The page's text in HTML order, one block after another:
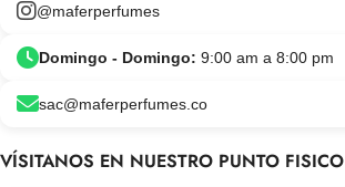
@maferperfumes
Domingo - Domingo: 9:00 am a 8:00 pm
sac@maferperfumes.co
VÍSITANOS EN NUESTRO PUNTO FISICO